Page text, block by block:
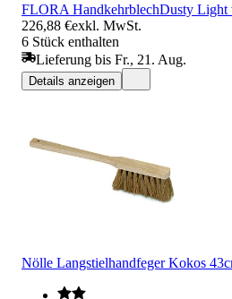
FLORA HandkehrblechDusty Light
226,88 €exkl. MwSt.
6 Stück enthalten
Lieferung bis Fr., 21. Aug.
Details anzeigen
Nölle Langstielhandfeger Kokos